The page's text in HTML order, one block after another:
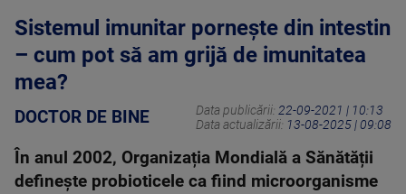
Sistemul imunitar porneşte din intestin
– cum pot să am grijă de imunitatea
mea?
DOCTOR DE BINE Data publicării: 22-09-2021 | 10:13
Data actualizării: 13-08-2025 | 09:08
În anul 2002, Organizația Mondială a Sănătății
definește probioticele ca fiind microorganisme